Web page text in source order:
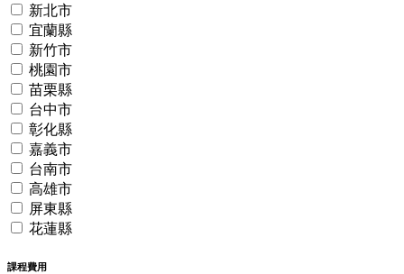
新北市
宜蘭縣
新竹市
桃園市
苗栗縣
台中市
彰化縣
嘉義市
台南市
高雄市
屏東縣
花蓮縣
課程費用